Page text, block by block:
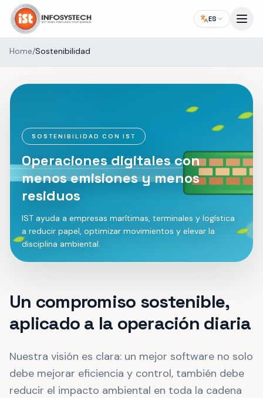
ES
Home/Sostenibilidad
SOSTENIBILIDAD CON IST
Operaciones digitales con
menos emisiones y menos
residuos
IST ayuda a empresas marítimas, terminales y logística
a reducir papel, optimizar movimientos y elevar la
disciplina ambiental.
Un compromiso sostenible,
aplicado a la operación diaria
Nuestra visión es clara: un mejor software no solo
debe mejorar eficiencia y control, también debe
reducir el impacto ambiental en toda la cadena